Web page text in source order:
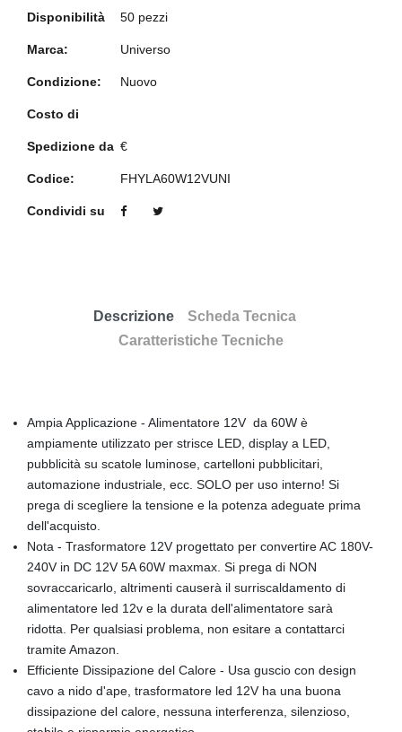
Disponibilità 50 pezzi
Marca: Universo
Condizione: Nuovo
Costo di
Spedizione da €
Codice: FHYLA60W12VUNI
Condividi su
Descrizione
Scheda Tecnica
Caratteristiche Tecniche
Ampia Applicazione - Alimentatore 12V da 60W è
ampiamente utilizzato per strisce LED, display a LED,
pubblicità su scatole luminose, cartelloni pubblicitari,
automazione industriale, ecc. SOLO per uso interno! Si
prega di scegliere la tensione e la potenza adeguate prima
dell'acquisto.
Nota - Trasformatore 12V progettato per convertire AC 180V-
240V in DC 12V 5A 60W maxmax. Si prega di NON
sovraccaricarlo, altrimenti causerà il surriscaldamento di
alimentatore led 12v e la durata dell'alimentatore sarà
ridotta. Per qualsiasi problema, non esitare a contattarci
tramite Amazon.
Efficiente Dissipazione del Calore - Usa guscio con design
cavo a nido d'ape, trasformatore led 12V ha una buona
dissipazione del calore, nessuna interferenza, silenzioso,